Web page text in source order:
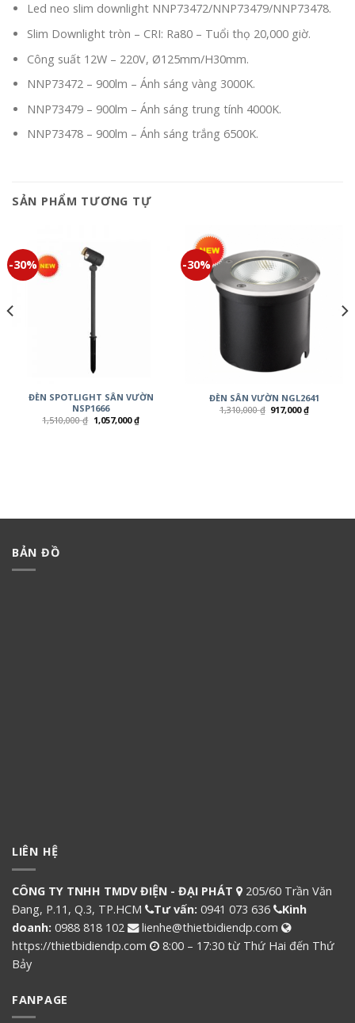
Led neo slim downlight NNP73472/NNP73479/NNP73478.
Slim Downlight tròn – CRI: Ra80 – Tuổi thọ 20,000 giờ.
Công suất 12W – 220V, Ø125mm/H30mm.
NNP73472 – 900lm – Ánh sáng vàng 3000K.
NNP73479 – 900lm – Ánh sáng trung tính 4000K.
NNP73478 – 900lm – Ánh sáng trắng 6500K.
SẢN PHẨM TƯƠNG TỰ
-30%
ĐÈN SPOTLIGHT SÂN VƯỜN
NSP1666
1,510,000₫ 1,057,000₫
-30%
ĐÈN SÂN VƯỜN NGL2641
1,310,000₫ 917,000₫
BẢN ĐỒ
LIÊN HỆ
CÔNG TY TNHH TMDV ĐIỆN - ĐẠI PHÁT
205/60 Trần Văn
Đang, P.11, Q.3, TP.HCM
Tư vấn: 0941 073 636
Kinh
doanh: 0988 818 102
lienhe@thietbidiendp.com
https://thietbidiendp.com
8:00 – 17:30 từ Thứ Hai đến Thứ
Bảy
FANPAGE